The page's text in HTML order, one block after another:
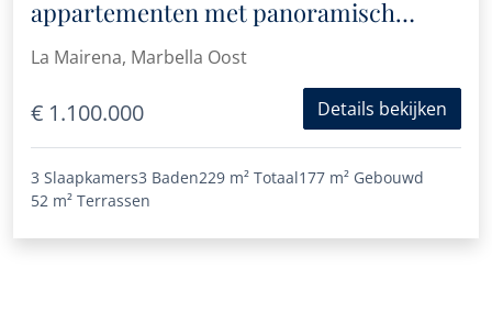
appartementen met panoramisch
zeezicht in La Mairena
La Mairena, Marbella Oost
€ 1.100.000 Details bekijken
3 Slaapkamers3 Baden229 m² Totaal177 m² Gebouwd
52 m² Terrassen